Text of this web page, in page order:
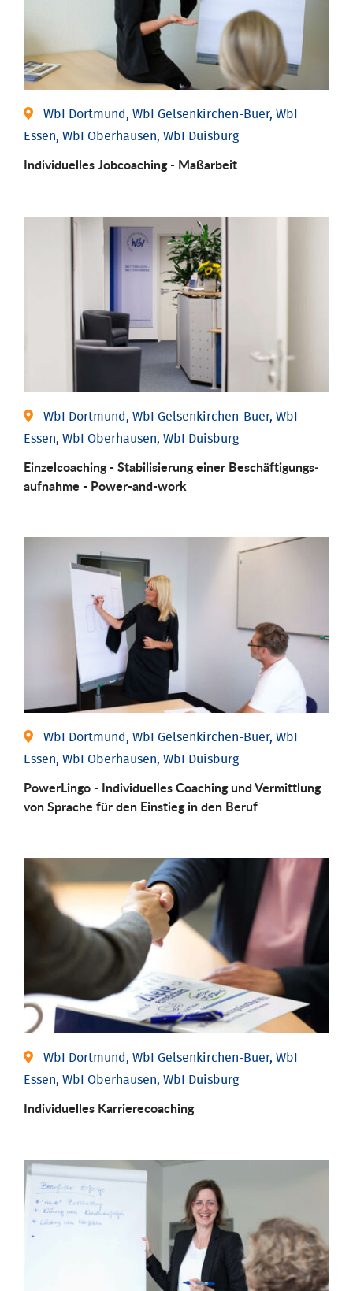
WbI Dortmund, WbI Gelsenkirchen-Buer, WbI
Essen, WbI Oberhausen, WbI Duisburg
Individu­elles Job­coaching - Maßarbeit
WbI Dortmund, WbI Gelsenkirchen-Buer, WbI
Essen, WbI Oberhausen, WbI Duisburg
Einzel­coaching - Stabili­sierung einer Be­schäftigungs­
aufnahme - Power-and-work
WbI Dortmund, WbI Gelsenkirchen-Buer, WbI
Essen, WbI Oberhausen, WbI Duisburg
PowerLingo - Individuelles Coaching und Vermittlung
von Sprache für den Einstieg in den Beruf
WbI Dortmund, WbI Gelsenkirchen-Buer, WbI
Essen, WbI Oberhausen, WbI Duisburg
Individu­elles Karrierecoaching